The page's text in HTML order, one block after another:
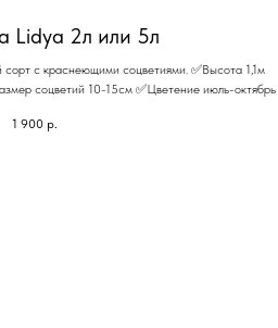
Lidya 2л или 5л
сорт с краснеющими соцветиями. ✅Высота 1,1м
соцветий 10-15см ✅Цветение июль-октябрь
1 900 р.